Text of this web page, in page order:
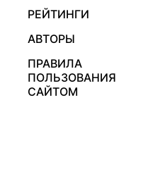
РЕЙТИНГИ
АВТОРЫ
ПРАВИЛА
ПОЛЬЗОВАНИЯ
САЙТОМ